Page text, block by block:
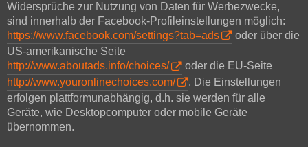
Widersprüche zur Nutzung von Daten für Werbezwecke,
sind innerhalb der Facebook-Profileinstellungen möglich:
https://www.facebook.com/settings?tab=ads
oder über die
US-amerikanische Seite
http://www.aboutads.info/choices/
oder die EU-Seite
http://www.youronlinechoices.com/
. Die Einstellungen
erfolgen plattformunabhängig, d.h. sie werden für alle
Geräte, wie Desktopcomputer oder mobile Geräte
übernommen.